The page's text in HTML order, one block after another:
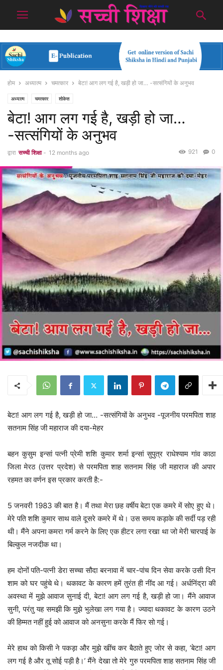
होम अध्यात्म चमत्कार बेटा! आग लग गई है, खड़ी हो जा… -सत्संगियों के अनुभव
अध्यात्म चमत्कार शोकेस
बेटा! आग लग गई है, खड़ी हो जा…
-सत्संगियों के अनुभव
द्वारा सच्ची शिक्षा - 12 months ago 0
921
बेटा! आग लग गई है, खड़ी हो जा… -सत्संगियों के अनुभव -पूजनीय परमपिता शाह
सतनाम सिंह जी महाराज की दया-मेहर
बहन कुसुम इन्सां पत्नी प्रेमी शशि कुमार शर्मा इन्सां सुपुत्र राधेश्याम गांव काठा
जिला मेरठ (उत्तर प्रदेश) से परमपिता शाह सतनाम सिंह जी महाराज की अपार
रहमत का वर्णन इस प्रकार करती है:-
5 जनवरी 1983 की बात है। मैं तथा मेरा छह वर्षीय बेटा एक कमरे में सोए हुए थे।
मेरे पति शशि कुमार साथ वाले दूसरे कमरे में थे। उस समय कड़ाके की सर्दी पड़ रही
थी। मैंने अपना कमरा गर्म करने के लिए एक हीटर लगा रखा था जो मेरी चारपाई के
बिल्कुल नजदीक था।
हम दोनों पति-पत्नी डेरा सच्चा सौदा बरनावा में चार-पांच दिन सेवा करके उसी दिन
शाम को घर पहुंचे थे। थकावट के कारण हमें तुरंत ही नींद आ गई। अर्धनिंद्रा की
अवस्था में मुझे आवाज सुनाई दी, बेटा! आग लग गई है, खड़ी हो जा। मैंने आवाज
सुनी, परंतु यह समझी कि मुझे भुलेखा लग गया है। ज्यादा थकावट के कारण उठने
की हिम्मत नहीं हुई को आवाज को अनसुना करके मैं फिर सो गई।
मेरे हाथ को किसी ने पकड़ा और मुझे खींच कर बैठाते हुए जोर से कहा, ‘बेटा! आग
लग गई है और तू सोई पड़ी है।’ मैंने देखा तो मेरे गुरु परमपिता शाह सतनाम सिंह जी